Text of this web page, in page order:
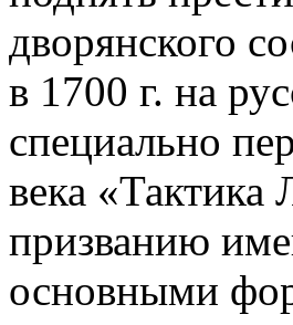
дворянского
в 1700 г. на
специально
века
призванию
основными